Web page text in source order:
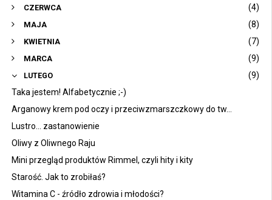
CZERWCA (4)
MAJA (8)
KWIETNIA (7)
MARCA (9)
LUTEGO
(9)
Taka jestem! Alfabetycznie ;-)
Arganowy krem pod oczy i przeciwzmarszczkowy do tw...
Lustro... zastanowienie
Oliwy z Oliwnego Raju
Mini przegląd produktów Rimmel, czyli hity i kity
Starość. Jak to zrobiłaś?
Witamina C - źródło zdrowia i młodości?